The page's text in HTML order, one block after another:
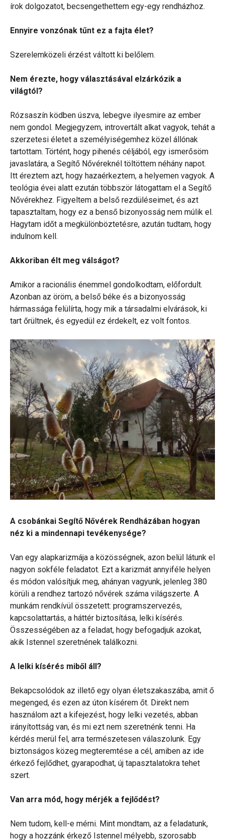
írok dolgozatot, becsengethettem egy-egy rendházhoz.
Ennyire vonzónak tűnt ez a fajta élet?
Szerelemközeli érzést váltott ki belőlem.
Nem érezte, hogy választásával elzárkózik a
világtól?
Rózsaszín ködben úszva, lebegve ilyesmire az ember
nem gondol. Megjegyzem, introvertált alkat vagyok, tehát a
szerzetesi életet a személyiségemhez közel állónak
tartottam. Történt, hogy pihenés céljából, egy ismerősöm
javaslatára, a Segítő Nővéreknél töltöttem néhány napot.
Itt éreztem azt, hogy hazaérkeztem, a helyemen vagyok. A
teológia évei alatt ezután többször látogattam el a Segítő
Nővérekhez. Figyeltem a belső rezdüléseimet, és azt
tapasztaltam, hogy ez a benső bizonyosság nem múlik el.
Hagytam időt a megkülönböztetésre, azután tudtam, hogy
indulnom kell.
Akkoriban élt meg válságot?
Amikor a racionális énemmel gondolkodtam, előfordult.
Azonban az öröm, a belső béke és a bizonyosság
hármassága felülírta, hogy mik a társadalmi elvárások, ki
tart őrültnek, és egyedül ez érdekelt, ez volt fontos.
A csobánkai Segítő Nővérek Rendházában hogyan
néz ki a mindennapi tevékenysége?
Van egy alapkarizmája a közösségnek, azon belül látunk el
nagyon sokféle feladatot. Ezt a karizmát annyiféle helyen
és módon valósítjuk meg, ahányan vagyunk, jelenleg 380
körüli a rendhez tartozó nővérek száma világszerte. A
munkám rendkívül összetett: programszervezés,
kapcsolattartás, a háttér biztosítása, lelki kísérés.
Összességében az a feladat, hogy befogadjuk azokat,
akik Istennel szeretnének találkozni.
A lelki kísérés miből áll?
Bekapcsolódok az illető egy olyan életszakaszába, amit ő
megenged, és ezen az úton kísérem őt. Direkt nem
használom azt a kifejezést, hogy lelki vezetés, abban
irányítottság van, és mi ezt nem szeretnénk tenni. Ha
kérdés merül fel, arra természetesen válaszolunk. Egy
biztonságos közeg megteremtése a cél, amiben az ide
érkező fejlődhet, gyarapodhat, új tapasztalatokra tehet
szert.
Van arra mód, hogy mérjék a fejlődést?
Nem tudom, kell-e mérni. Mint mondtam, az a feladatunk,
hogy a hozzánk érkező Istennel mélyebb, szorosabb